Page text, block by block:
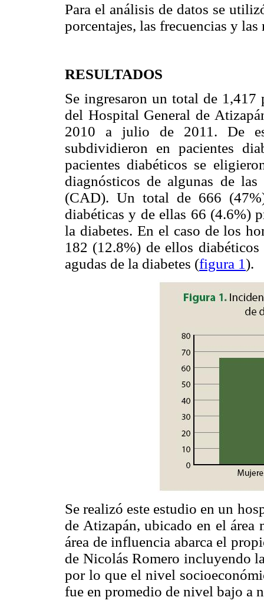
Para el análisis de datos se
porcentajes, las frecuencias y
RESULTADOS
Se ingresaron un total de 1,417
del Hospital General de
2010 a julio de 2011. De
subdividieron en pacientes
pacientes diabéticos se
diagnósticos de algunas de
(CAD). Un total de 666
diabéticas y de ellas 66 (4.6%)
la diabetes. En el caso de los
182 (12.8%) de ellos
agudas de la diabetes (figura 1).
Se realizó este estudio en un
de Atizapán, ubicado en el
área de influencia abarca el
de Nicolás Romero incluyendo
por lo que el nivel
fue en promedio de nivel bajo a